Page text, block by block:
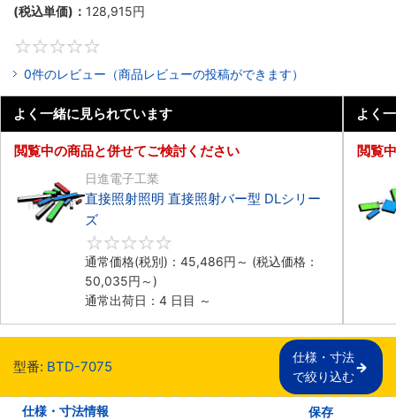
(税込単価)： 128,915円
0件のレビュー（商品レビューの投稿ができます）
よく一緒に見られています
閲覧中の商品と併せてご検討ください
日進電子工業
直接照射照明 直接照射バー型 DLシリー
ズ
通常価格(税別)： 45,486円 ～ (税込価格：
50,035円 ～)
通常出荷日：4 日目 ～
よく
閲覧
型番: BTD-7075
仕様・寸法
で絞り込む
仕様・寸法情報 保存